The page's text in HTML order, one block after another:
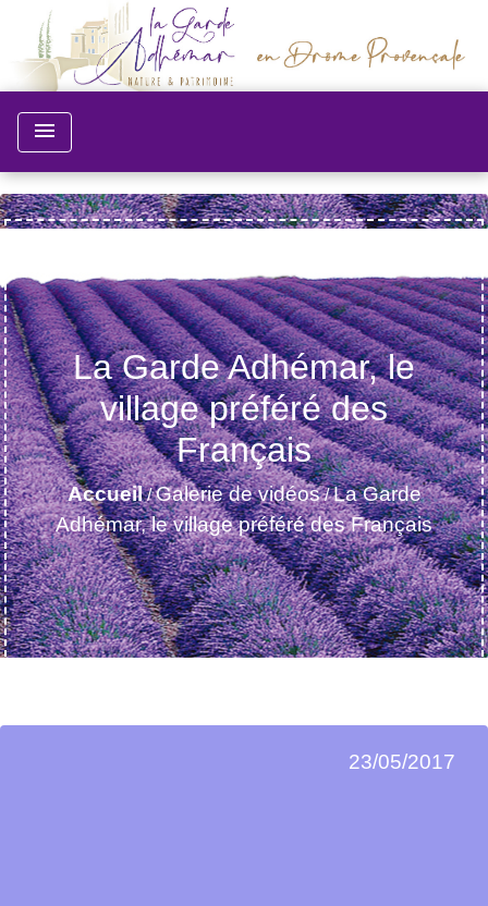
menu
La Garde Adhémar, le
village préféré des
Français
Accueil/Galerie de vidéos/La Garde
Adhémar, le village préféré des Français
23/05/2017